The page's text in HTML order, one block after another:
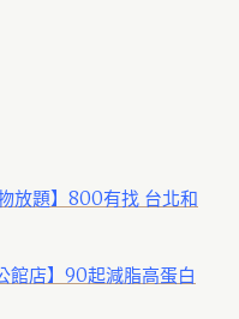
放題】800有找 台北和
館店】90起減脂高蛋白